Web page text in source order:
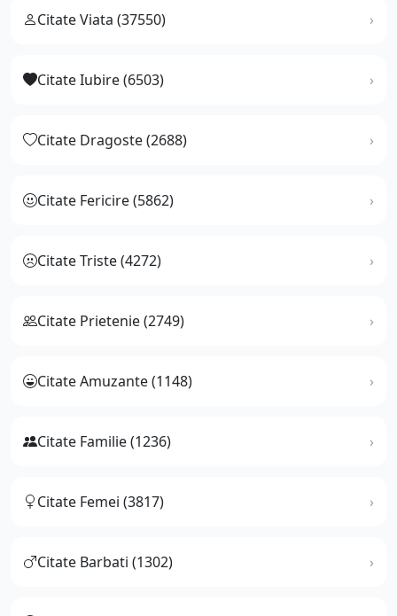
Citate Viata (37550)
Citate Iubire (6503)
Citate Dragoste (2688)
Citate Fericire (5862)
Citate Triste (4272)
Citate Prietenie (2749)
Citate Amuzante (1148)
Citate Familie (1236)
Citate Femei (3817)
Citate Barbati (1302)